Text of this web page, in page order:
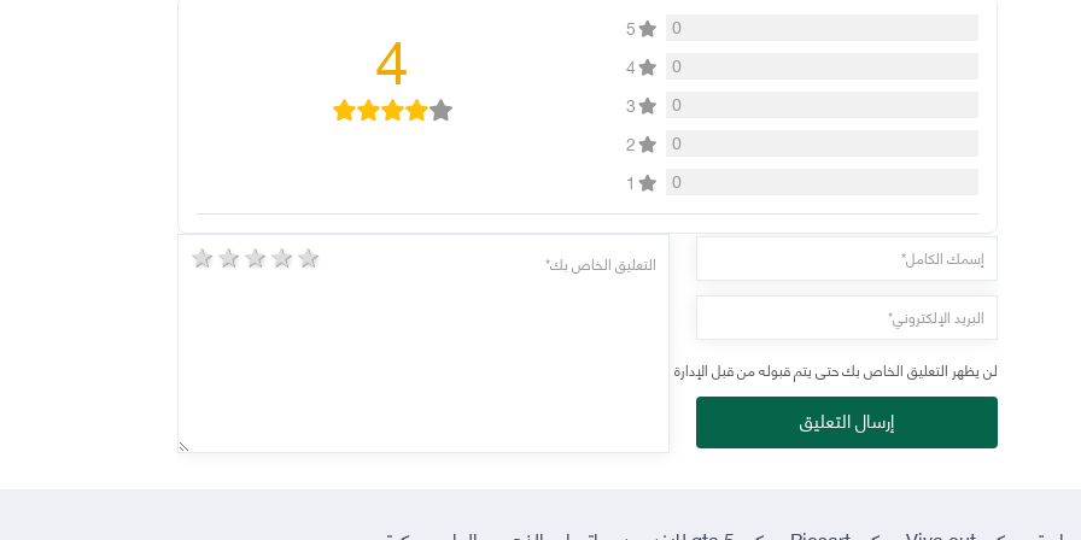
0
5
0
4
0
3
0
2
0
1
4
5 stars 4 stars 3 stars 2 stars 1 star
لن يظهر التعليق الخاص بك حتى يتم قبوله من قبل الإدارة
إرسال التعليق